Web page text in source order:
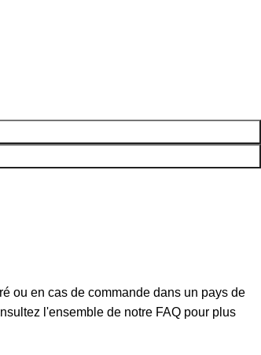
ou en cas de commande dans un pays de
l'ensemble de notre FAQ pour plus